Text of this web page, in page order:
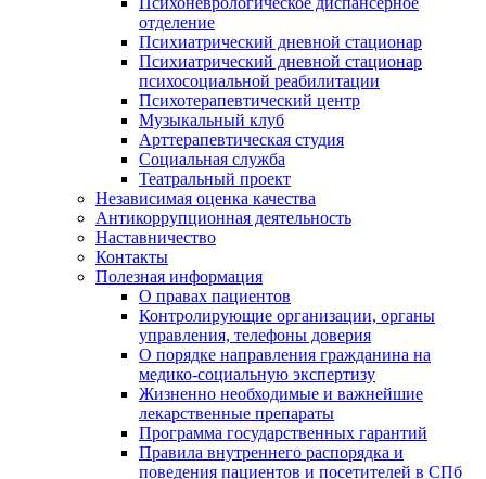
отделение
Психиатрический дневной стационар
Психиатрический дневной стационар
психосоциальной реабилитации
Психотерапевтический центр
Музыкальный клуб
Арттерапевтическая студия
Социальная служба
Театральный проект
Независимая оценка качества
Антикоррупционная деятельность
Наставничество
Контакты
Полезная информация
О правах пациентов
Контролирующие организации, органы
управления, телефоны доверия
О порядке направления гражданина на
медико-социальную экспертизу
Жизненно необходимые и важнейшие
лекарственные препараты
Программа государственных гарантий
Правила внутреннего распорядка и
поведения пациентов и посетителей в СПб